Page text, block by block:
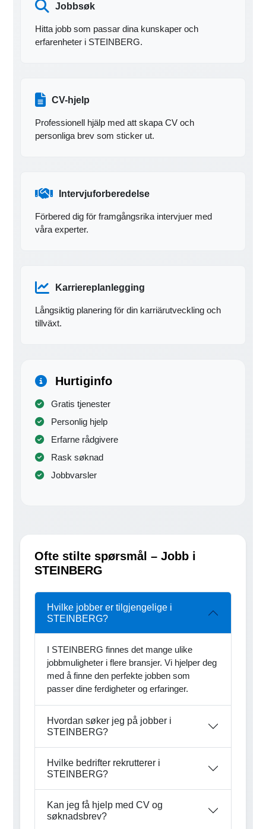
Jobbsøk
Hitta jobb som passar dina kunskaper och
erfarenheter i STEINBERG.
CV-hjelp
Professionell hjälp med att skapa CV och
personliga brev som sticker ut.
Intervjuforberedelse
Förbered dig för framgångsrika intervjuer med
våra experter.
Karriereplanlegging
Långsiktig planering för din karriärutveckling och
tillväxt.
Hurtiginfo
Gratis tjenester
Personlig hjelp
Erfarne rådgivere
Rask søknad
Jobbvarsler
Ofte stilte spørsmål – Jobb i
STEINBERG
Hvilke jobber er tilgjengelige i
STEINBERG?
I STEINBERG finnes det mange ulike
jobbmuligheter i flere bransjer. Vi hjelper deg
med å finne den perfekte jobben som
passer dine ferdigheter og erfaringer.
Hvordan søker jeg på jobber i
STEINBERG?
Hvilke bedrifter rekrutterer i
STEINBERG?
Kan jeg få hjelp med CV og
søknadsbrev?